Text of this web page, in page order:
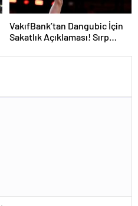
VakıfBank’tan Dangubic İçin
Sakatlık Açıklaması! Sırp